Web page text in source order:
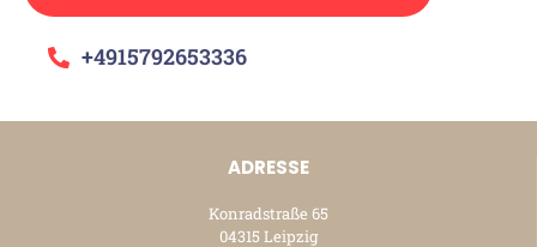
+4915792653336
ADRESSE
Konradstraße 65
04315 Leipzig